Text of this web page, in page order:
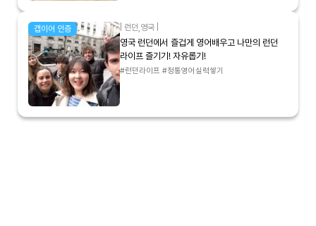
갭이어 인증 런던 영국
영국 런던에서 즐겁게 영어배우고 나만의 런던
라이프 즐기기! 자유롭기!
#런던라이프 #정통영어실력쌓기